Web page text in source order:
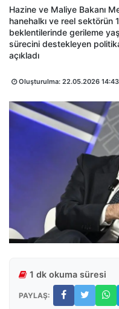
Hazine ve Maliye Bakanı
hanehalkı ve reel sektörün
beklentilerinde gerileme
sürecini destekleyen
açıkladı
Oluşturulma: 22.05.2026 14:43
1 dk okuma süresi
PAYLAŞ: